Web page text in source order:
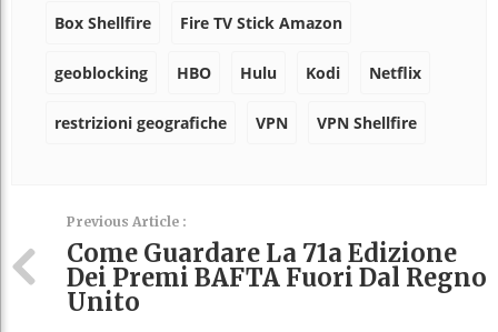
Box Shellfire Fire TV Stick Amazon
geoblocking HBO Hulu Kodi Netflix
restrizioni geografiche VPN VPN Shellfire
Previous Article :
Come Guardare La 71a Edizione
Dei Premi BAFTA Fuori Dal Regno
Unito